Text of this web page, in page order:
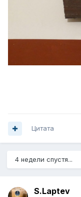
Цитата
4 недели спустя...
S.Laptev